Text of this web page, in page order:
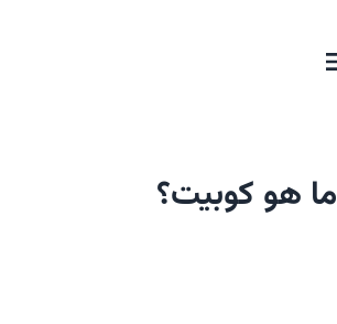
ما هو كوبيت؟